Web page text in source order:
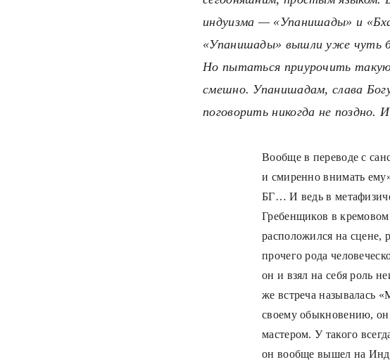
индуизма — «Упанишады» и
«Упанишады» вышли уже чуть
Но пытаться приурочить
смешно. Упанишадам, слава
поговорить никогда не поздно.
Вообще в переводе с
и смиренно внимать
БГ… И ведь в
Гребенщиков в
расположился на сцене,
прочего рода
он и взял на себя роль
же встреча называлась
своему обыкновению, он
мастером. У такого
он вообще вышел на